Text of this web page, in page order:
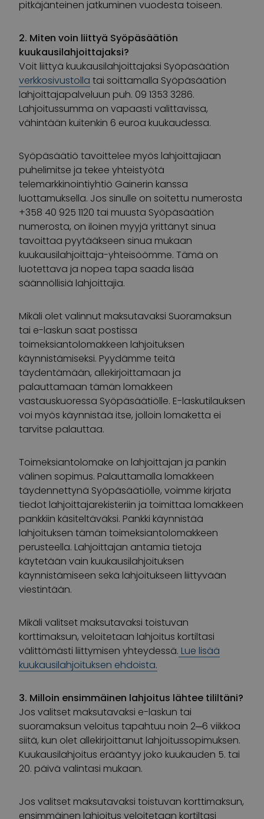
pitkäjänteinen jatkuminen vuodesta toiseen.
2. Miten voin liittyä Syöpäsäätiön
kuukausilahjoittajaksi?
Voit liittyä kuukausilahjoittajaksi Syöpäsäätiön
verkkosivustolla tai soittamalla Syöpäsäätiön
lahjoittajapalveluun puh. 09 1353 3286.
Lahjoitussumma on vapaasti valittavissa,
vähintään kuitenkin 6 euroa kuukaudessa.
Syöpäsäätiö tavoittelee myös lahjoittajiaan
puhelimitse ja tekee yhteistyötä
telemarkkinointiyhtiö Gainerin kanssa
luottamuksella. Jos sinulle on soitettu numerosta
+358 40 925 1120 tai muusta Syöpäsäätiön
numerosta, on iloinen myyjä yrittänyt sinua
tavoittaa pyytääkseen sinua mukaan
kuukausilahjoittaja-yhteisöömme. Tämä on
luotettava ja nopea tapa saada lisää
säännöllisiä lahjoittajia.
Mikäli olet valinnut maksutavaksi Suoramaksun
tai e-laskun saat postissa
toimeksiantolomakkeen lahjoituksen
käynnistämiseksi. Pyydämme teitä
täydentämään, allekirjoittamaan ja
palauttamaan tämän lomakkeen
vastauskuoressa Syöpäsäätiölle. E-laskutilauksen
voi myös käynnistää itse, jolloin lomaketta ei
tarvitse palauttaa.
Toimeksiantolomake on lahjoittajan ja pankin
välinen sopimus. Palauttamalla lomakkeen
täydennettynä Syöpäsäätiölle, voimme kirjata
tiedot lahjoittajarekisteriin ja toimittaa lomakkeen
pankkiin käsiteltäväksi. Pankki käynnistää
lahjoituksen tämän toimeksiantolomakkeen
perusteella. Lahjoittajan antamia tietoja
käytetään vain kuukausilahjoituksen
käynnistämiseen sekä lahjoitukseen liittyvään
viestintään.
Mikäli valitset maksutavaksi toistuvan
korttimaksun, veloitetaan lahjoitus kortiltasi
välittömästi liittymisen yhteydessä. Lue lisää
kuukausilahjoituksen ehdoista.
3. Milloin ensimmäinen lahjoitus lähtee tililtäni?
Jos valitset maksutavaksi e-laskun tai
suoramaksun veloitus tapahtuu noin 2─6 viikkoa
siitä, kun olet allekirjoittanut lahjoitussopimuksen.
Kuukausilahjoitus erääntyy joko kuukauden 5. tai
20. päivä valintasi mukaan.
Jos valitset maksutavaksi toistuvan korttimaksun,
ensimmäinen lahjoitus veloitetaan kortiltasi